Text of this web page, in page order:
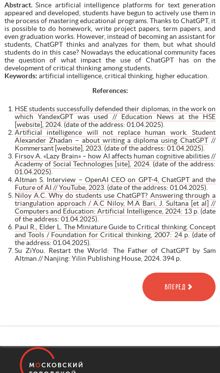
Abstract.Since artificial intelligence platforms for text generation
appeared and developed, students have begun to actively use them in
the process of mastering educational programs. Thanks to ChatGPT, it
is possible to do homework, write project papers, term papers, and
even graduation works. However, instead of becoming an assistant for
students, ChatGPT thinks and analyzes for them, but what should
students do in this case? Nowadays the educational community faces
the question of what impact the use of ChatGPT has on the
development of critical thinking among students.
Keywords: artificial intelligence, critical thinking, higher education.
References:
HSE students successfully defended their diplomas, in the work on
which YandexGPT was used // Education News at the HSE
[website], 2024. (date of the address: 01.04.2025).
Artificial intelligence will not replace human work. Student
Alexander Zhadan – about writing a diploma using ChatGPT //
Kommersant [website], 2023. (date of the address: 01.04.2025).
Firsov A. «Lazy Brain» – how AI affects human cognitive abilities //
Academy of Social Technologies [site], 2024. (date of the address:
01.04.2025).
Altman S. Interview – OpenAI CEO on GPT-4, ChatGPT and the
Future of AI // YouTube, 2023. (date of the address: 01.04.2025).
Niloy A.C. Why do students use ChatGPT? Answering through a
triangulation approach / A.C Niloy, M.A Bari, J. Sultana [et al] //
Computers and Education: Artificial Intelligence, 2024: 13 p . (date
of the address: 01.04.2025).
Paul R., Elder L. The Miniature Guide to Critical thinking. Concept
and Tools / Foundation for Critical thinking, 2007: 24 p . (date of
the address: 01.04.2025).
Su ZiYou. Restart the World: The Father of ChatGPT by Sam
Altman // Nanjing: Yilin Publishing House, 2024. 394 p.
ВПЕРЕД